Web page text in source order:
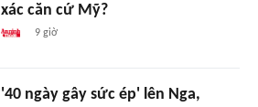
xác căn cứ Mỹ?
9 giờ
'40 ngày gây sức ép' lên Nga,